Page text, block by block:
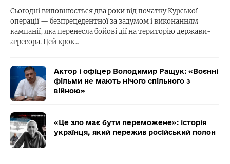
Сьогодні виповнюється два роки від початку Курської
операції — безпрецедентної за задумом і виконанням
кампанії, яка перенесла бойові дії на територію держави-
агресора. Цей крок…
Актор і офіцер Володимир Ращук: «Воєнні
фільми не мають нічого спільного з
війною»
«Це зло має бути переможене»: історія
українця, який пережив російський полон